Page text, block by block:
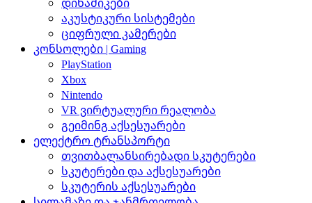
აკუსტიკური სისტემები
ციფრული კამერები
კონსოლები | Gaming
PlayStation
Xbox
Nintendo
VR ვირტუალური რეალობა
გეიმინგ აქსესუარები
ელექტრო ტრანსპორტი
თვითბალანსირებადი სკუტერები
სკუტერები და აქსესუარები
სკუტერის აქსესუარები